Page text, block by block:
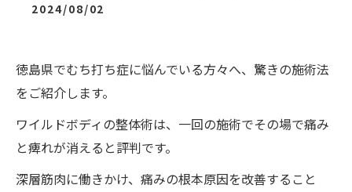
2024/08/02
徳島県でむち打ち症に悩んでいる方々へ、驚きの施術法
をご紹介します。
ワイルドボディの整体術は、一回の施術でその場で痛み
と痺れが消えると評判です。
深層筋肉に働きかけ、痛みの根本原因を改善すること